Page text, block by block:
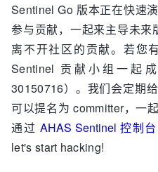
Sentinel Go 版本正在快速
参与贡献，一起来主导未
离不开社区的贡献。若您
Sentinel 贡献小组一起
30150716）。我们会定期
可以提名为 committer，一
通过 AHAS Sentinel 控制台
let's start hacking!